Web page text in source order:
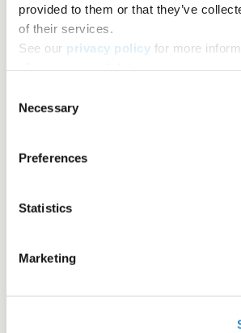
provided to them or that they’ve
of their services.
See our privacy policy for more
Selection
Necessary
Preferences
Statistics
Marketing
任を負うということです。報告ミス
研究者が追跡研究を行うのを妨げた
たりして、時間と資源を浪費するこ
場合、正直な間違いであっても撤回に
）、研
す。
まとめると、同僚の技術や研究結果
ことは、倫理的な意味合いを伴う可
す。継続的で明確なコミュニケーシ
略であり、論文と直接の対話の両方
と科学コミュニティの両者が研究の
を得ることができます。